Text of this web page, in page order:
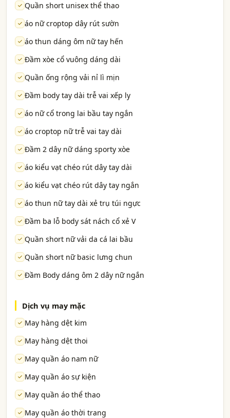
Quần short unisex thể thao
áo nữ croptop dây rút sườn
áo thun dáng ôm nữ tay hến
Đầm xòe cổ vuông dáng dài
Quần ống rộng vải nỉ lì mịn
Đầm body tay dài trễ vai xếp ly
áo nữ cổ trong lai bầu tay ngắn
áo croptop nữ trễ vai tay dài
Đầm 2 dây nữ dáng sporty xòe
áo kiểu vạt chéo rút dây tay dài
áo kiểu vạt chéo rút dây tay ngắn
áo thun nữ tay dài xẻ trụ túi ngực
Đầm ba lỗ body sát nách cổ xẻ V
Quần short nữ vải da cá lai bầu
Quần short nữ basic lưng chun
Đầm Body dáng ôm 2 dây nữ ngắn
Dịch vụ may mặc
May hàng dệt kim
May hàng dệt thoi
May quần áo nam nữ
May quần áo sự kiện
May quần áo thể thao
May quần áo thời trang